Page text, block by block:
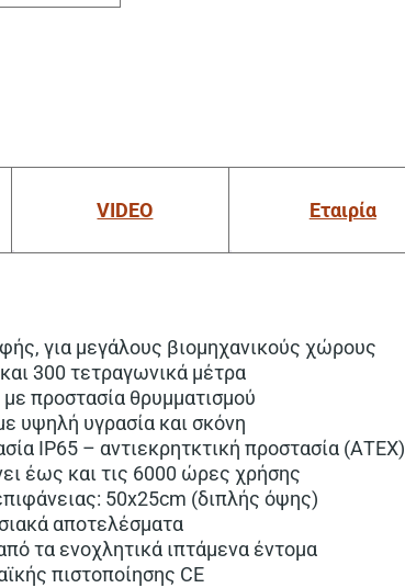
VIDEO Εταιρία
για μεγάλους βιομηχανικούς χώρους
300 τετραγωνικά μέτρα
προστασία θρυμματισμού
υψηλή υγρασία και σκόνη
ΙP65 – αντιεκρητκτική προστασία (ΑΤΕΧ)
έως και τις 6000 ώρες χρήσης
50x25cm (διπλής όψης)
αποτελέσματα
τα ενοχλητικά ιπτάμενα έντομα
πιστοποίησης CE